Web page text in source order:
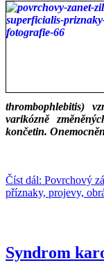
thrombophlebitis)
varikózně
končetin.
Číst dál: Povrchový
příznaky, projevy,
Syndrom